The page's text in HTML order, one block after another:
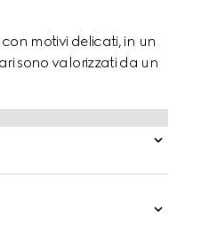
motivi delicati, in un
sono valorizzati da un